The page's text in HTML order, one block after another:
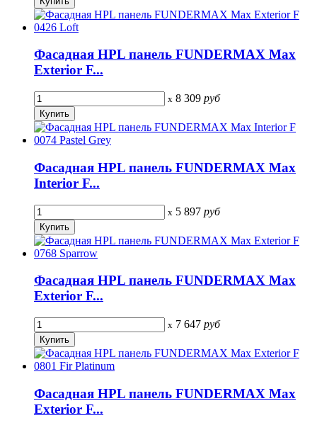
Фасадная HPL панель FUNDERMAX Max
Exterior F...
x 8 309 руб
Фасадная HPL панель FUNDERMAX Max
Interior F...
x 5 897 руб
Фасадная HPL панель FUNDERMAX Max
Exterior F...
x 7 647 руб
Фасадная HPL панель FUNDERMAX Max
Exterior F...